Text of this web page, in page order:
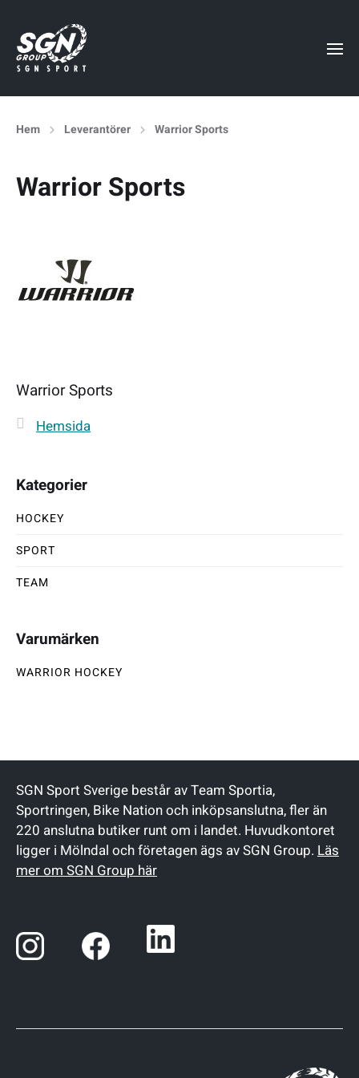
Hem Leverantörer Warrior Sports
Warrior Sports
Warrior Sports
Hemsida
Kategorier
HOCKEY
SPORT
TEAM
Varumärken
WARRIOR HOCKEY
SGN Sport Sverige består av Team Sportia,
Sportringen, Bike Nation och inköpsanslutna, fler än
220 anslutna butiker runt om i landet. Huvudkontoret
ligger i Mölndal och företagen ägs av SGN Group. Läs
mer om SGN Group här